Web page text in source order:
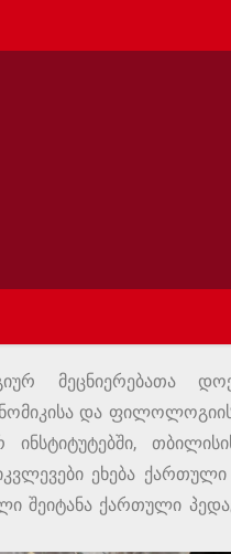
მეცნიერებათა
და
ეხება
შეიტანა ქართული